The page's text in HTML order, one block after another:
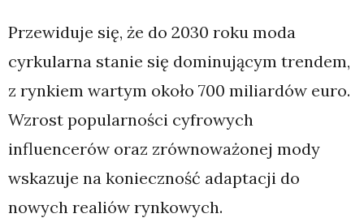
Przewiduje się, że do 2030 roku moda
cyrkularna stanie się dominującym trendem,
z rynkiem wartym około 700 miliardów euro.
Wzrost popularności cyfrowych
influencerów oraz zrównoważonej mody
wskazuje na konieczność adaptacji do
nowych realiów rynkowych.